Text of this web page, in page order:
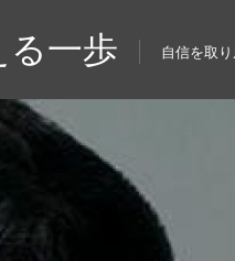
一歩 自信を取